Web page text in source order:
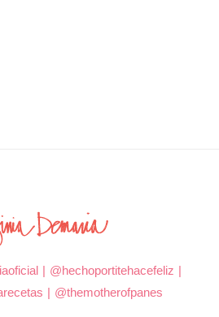
| @hechoportitehacefeliz |
| @themotherofpanes